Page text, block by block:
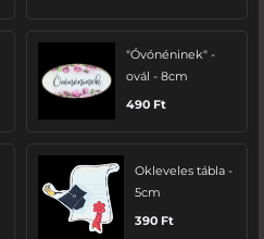
"Óvónéninek" -
ovál - 8cm
490 Ft
Okleveles tábla -
5cm
390 Ft